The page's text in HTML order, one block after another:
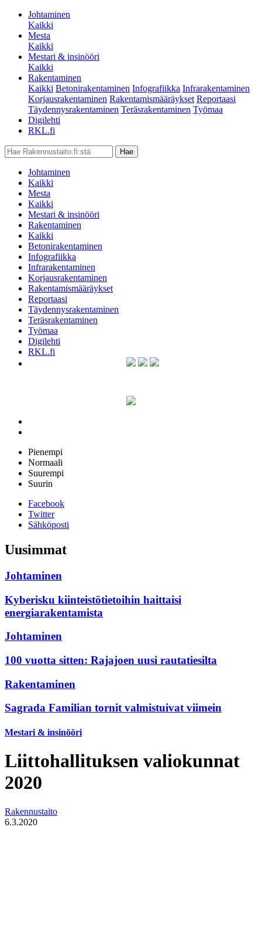
Johtaminen
Kaikki
Mesta
Kaikki
Mestari & insinööri
Kaikki
Rakentaminen
Kaikki Betonirakentaminen Infografiikka Infrarakentaminen
Korjausrakentaminen Rakentamismääräykset Reportaasi
Täydennysrakentaminen Teräsrakentaminen Työmaa
Digilehti
RKL.fi
Johtaminen
Kaikki
Mesta
Kaikki
Mestari & insinööri
Rakentaminen
Kaikki
Betonirakentaminen
Infografiikka
Infrarakentaminen
Korjausrakentaminen
Rakentamismääräykset
Reportaasi
Täydennysrakentaminen
Teräsrakentaminen
Työmaa
Digilehti
RKL.fi
Pienempi
Normaali
Suurempi
Suurin
Facebook
Twitter
Sähköposti
Uusimmat
Johtaminen
Kyberisku kiinteistötietoihin haittaisi
energiarakentamista
Johtaminen
100 vuotta sitten: Rajajoen uusi rautatiesilta
Rakentaminen
Sagrada Familian tornit valmistuivat viimein
Mestari & insinööri
Liittohallituksen valiokunnat
2020
Rakennustaito
6.3.2020